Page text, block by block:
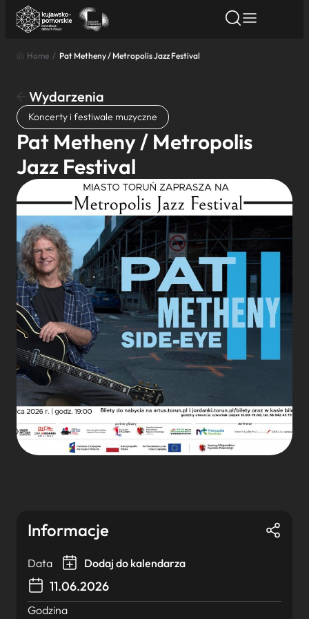
Znajdź atrakcję
Nazwa atrakcji
Miasto
Kategoria
Wyszukaj
Home / Pat Metheny / Metropolis Jazz Festival
Wydarzenia
Koncerty i festiwale muzyczne
Pat Metheny / Metropolis
Jazz Festival
Informacje
Data Dodaj do kalendarza
11.06.2026
Godzina